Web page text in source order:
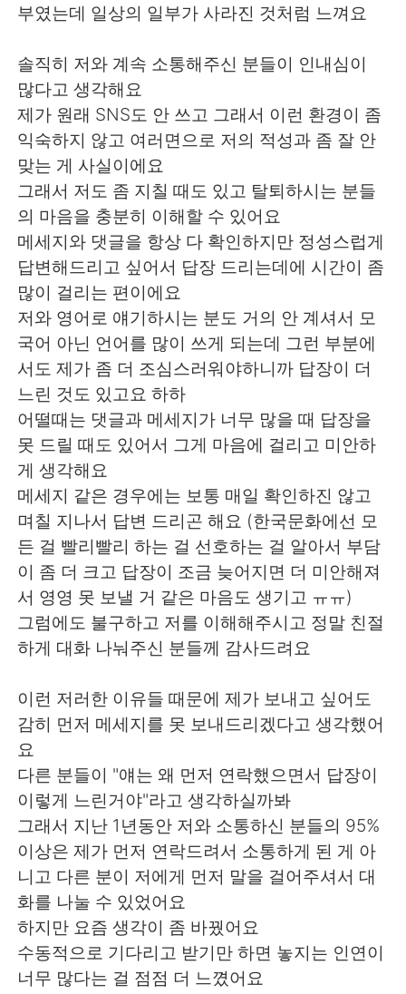
부였는데 일상의 일부가 사라진 것처럼 느껴요
솔직히 저와 계속 소통해주신 분들이 인내심이
많다고 생각해요
제가 원래 SNS도 안 쓰고 그래서 이런 환경이 좀
익숙하지 않고 여러면으로 저의 적성과 좀 잘 안
맞는 게 사실이에요
그래서 저도 좀 지칠 때도 있고 탈퇴하시는 분들
의 마음을 충분히 이해할 수 있어요
메세지와 댓글을 항상 다 확인하지만 정성스럽게
답변해드리고 싶어서 답장 드리는데에 시간이 좀
많이 걸리는 편이에요
저와 영어로 얘기하시는 분도 거의 안 계셔서 모
국어 아닌 언어를 많이 쓰게 되는데 그런 부분에
서도 제가 좀 더 조심스러워야하니까 답장이 더
느린 것도 있고요 하하
어떨때는 댓글과 메세지가 너무 많을 때 답장을
못 드릴 때도 있어서 그게 마음에 걸리고 미안하
게 생각해요
메세지 같은 경우에는 보통 매일 확인하진 않고
며칠 지나서 답변 드리곤 해요 (한국문화에선 모
든 걸 빨리빨리 하는 걸 선호하는 걸 알아서 부담
이 좀 더 크고 답장이 조금 늦어지면 더 미안해져
서 영영 못 보낼 거 같은 마음도 생기고 ㅠㅠ)
그럼에도 불구하고 저를 이해해주시고 정말 친절
하게 대화 나눠주신 분들께 감사드려요
이런 저러한 이유들 때문에 제가 보내고 싶어도
감히 먼저 메세지를 못 보내드리겠다고 생각했어
요
다른 분들이 "얘는 왜 먼저 연락했으면서 답장이
이렇게 느린거야"라고 생각하실까봐
그래서 지난 1년동안 저와 소통하신 분들의 95%
이상은 제가 먼저 연락드려서 소통하게 된 게 아
니고 다른 분이 저에게 먼저 말을 걸어주셔서 대
화를 나눌 수 있었어요
하지만 요즘 생각이 좀 바꿨어요
수동적으로 기다리고 받기만 하면 놓지는 인연이
너무 많다는 걸 점점 더 느꼈어요